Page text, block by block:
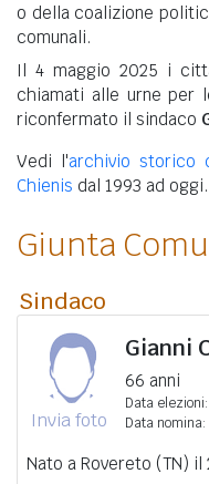
o della coalizione
comunali.
Il 4 maggio 2025 i
chiamati alle urne per
riconfermato il sindaco
Vedi l'archivio storico
Chienis dal 1993 ad oggi.
Giunta
Sindaco
Invia foto
Gianni
66 anni
Data elezioni:
Data nomina:
Nato a Rovereto (TN) il